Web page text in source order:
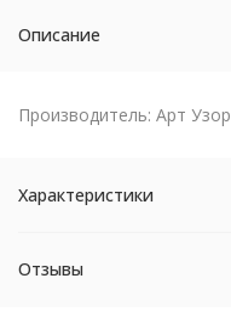
Описание
Производитель: Арт Узор
Характеристики
Отзывы